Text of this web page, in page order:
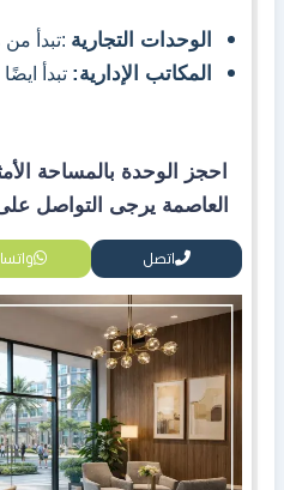
الوحدات التجارية :تبدأ
المكاتب الإدارية: تبدأ
احجز الوحدة بالمساحة
العاصمة يرجى التواصل على رقم
اتصل